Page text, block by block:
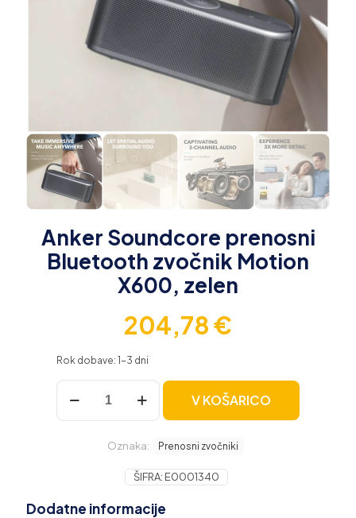
Anker Soundcore prenosni
Bluetooth zvočnik Motion
X600, zelen
204,78€
Rok dobave: 1-3 dni
Anker
Soundcore
prenosni
količina
V KOŠARICO
Oznaka: Prenosni zvočniki
ŠIFRA: E0001340
Dodatne informacije